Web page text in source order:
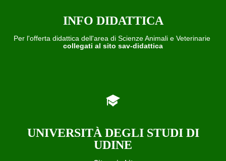
INFO DIDATTICA
Per l'offerta didattica dell'area di Scienze Animali e Veterinarie
collegati al sito sav-didattica
UNIVERSITÀ DEGLI STUDI DI
UDINE